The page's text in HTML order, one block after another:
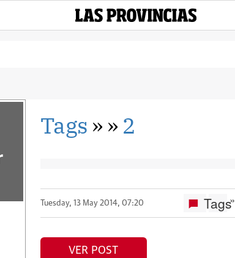
Tags » » 2
Tuesday, 13 May 2014, 07:20 Tags»
VER POST